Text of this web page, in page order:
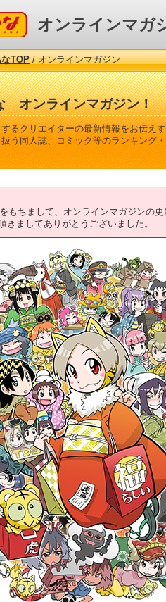
オンラインマガ
TOP/ オンラインマガジン
オンラインマガジン！
るクリエイターの最新情報をお伝え
う同人誌、コミック等のランキング
もちまして、オンラインマガジンの
きましてありがとうございました。